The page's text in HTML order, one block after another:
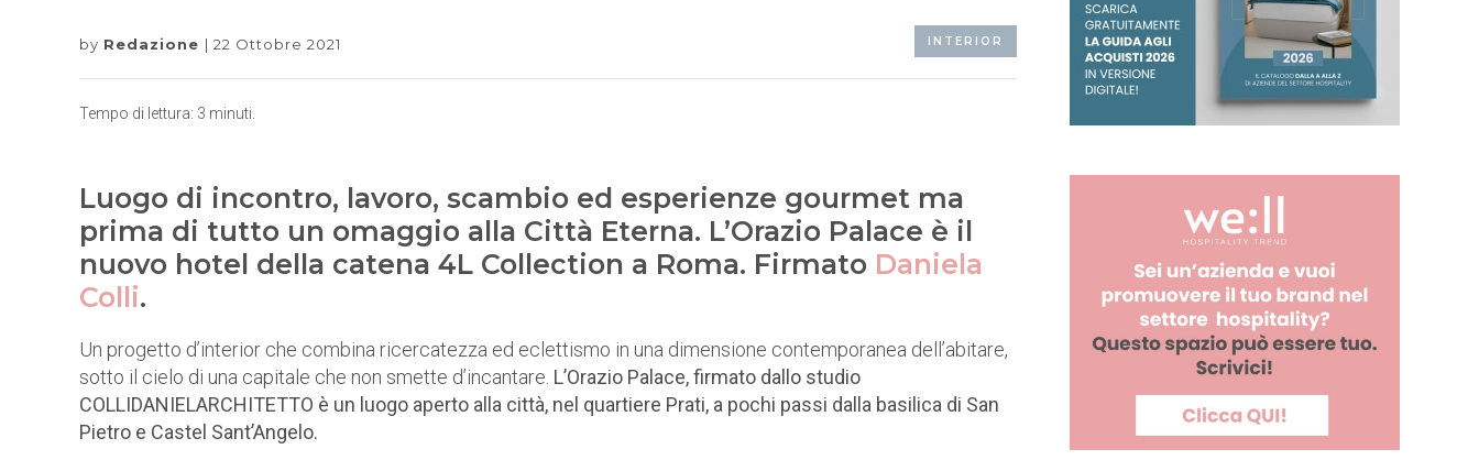
by Redazione 22 Ottobre 2021 INTERIOR
Tempo di lettura: 3 minuti.
Luogo di incontro, lavoro, scambio ed esperienze gourmet ma
prima di tutto un omaggio alla Città Eterna. L’Orazio Palace è il
nuovo hotel della catena 4L Collection a Roma. Firmato Daniela
Colli.
Un progetto d’interior che combina ricercatezza ed eclettismo in una dimensione contemporanea dell’abitare,
sotto il cielo di una capitale che non smette d’incantare. L’Orazio Palace, firmato dallo studio
COLLIDANIELARCHITETTO è un luogo aperto alla città, nel quartiere Prati, a pochi passi dalla basilica di San
Pietro e Castel Sant’Angelo.